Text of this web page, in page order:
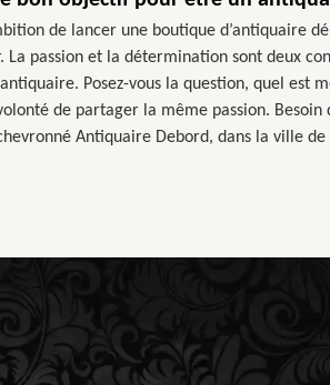
de lancer une boutique d’antiquaire
passion et la détermination sont deux
Posez-vous la question, quel est
de partager la même passion. Besoin
Antiquaire Debord, dans la ville de